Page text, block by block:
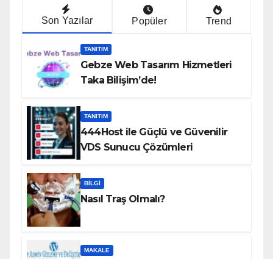
Son Yazılar Popüler Trend
TANITIM
Gebze Web Tasarım Hizmetleri
Taka Bilişim’de!
TANITIM
444Host ile Güçlü ve Güvenilir
VDS Sunucu Çözümleri
BILGI
Nasıl Traş Olmalı?
MAKALE